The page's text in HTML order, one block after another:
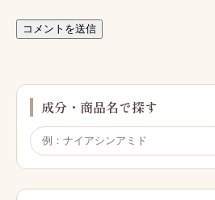
成分・商品名で探す